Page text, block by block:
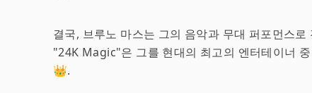
결국, 브루노 마스는 그의 음악과 무대 퍼포먼스
"24K Magic"은 그를 현대의 최고의 엔터테이너
👑.